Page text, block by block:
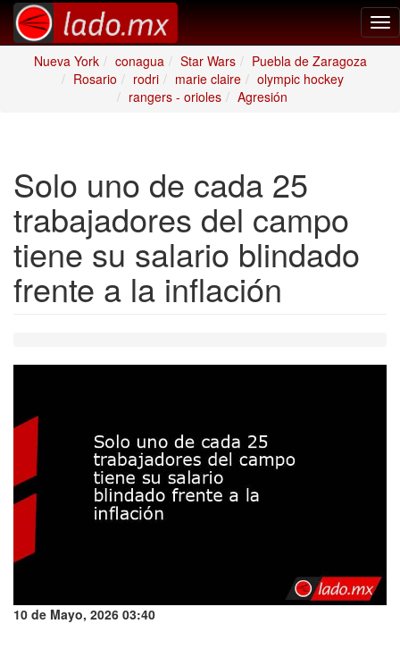
Nueva York
conagua Star Wars
Puebla de Zaragoza
Rosario
rodri marie claire
olympic hockey
rangers - orioles
Agresión
Solo uno de cada 25
trabajadores del campo
tiene su salario blindado
frente a la inflación
10 de Mayo, 2026 03:40